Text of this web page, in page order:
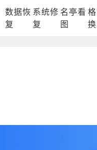
数据恢
复
系统修
复
名亭看
图
换
电脑数据恢复 格式化数据